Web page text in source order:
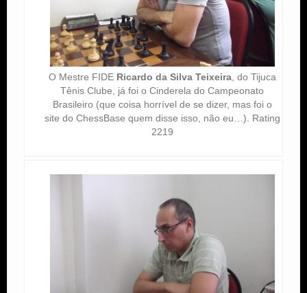
O Mestre FIDE Ricardo da Silva Teixeira, do Tijuca
Tênis Clube, já foi o Cinderela do Campeonato
Brasileiro (que coisa horrível de se dizer, mas foi o
site do ChessBase quem disse isso, não eu…). Rating
2219